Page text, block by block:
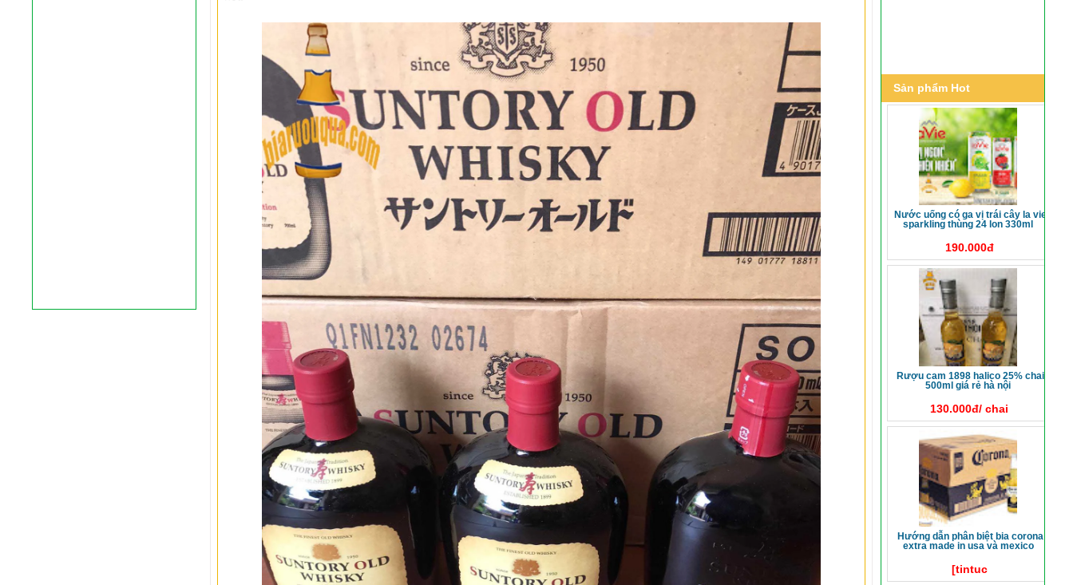
Sản phẩm Hot
nước uống có ga vị trái cây la vie
sparkling thùng 24 lon 330ml
190.000đ
rượu cam 1898 halico 25% chai
500ml giá rẻ hà nội
130.000đ/ chai
hướng dẫn phân biệt bia corona
extra made in usa và mexico
[tintuc